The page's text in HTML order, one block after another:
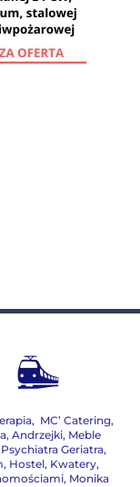
, MC’ Catering,
, Andrzejki, Meble
Psychiatra Geriatra,
, Hostel, Kwatery,
Monika